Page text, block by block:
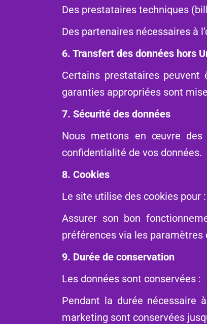
Des prestataires techniques
Des partenaires nécessaires à
6. Transfert des données hors
Certains prestataires peuvent
garanties appropriées sont
7. Sécurité des données
Nous mettons en œuvre des
confidentialité de vos données.
8. Cookies
Le site utilise des cookies pour :
Assurer son bon
préférences via les paramètres
9. Durée de conservation
Les données sont conservées :
Pendant la durée nécessaire
marketing sont conservées